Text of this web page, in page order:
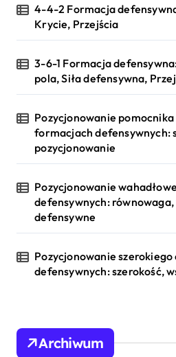
4-4-2 Formacja
Krycie, Przejścia
3-6-1 Formacja
pola, Siła defensywna,
Pozycjonowanie
formacjach defensywnych:
pozycjonowanie
Pozycjonowanie
defensywnych:
defensywne
Pozycjonowanie
defensywnych: szerokość,
Archiwum